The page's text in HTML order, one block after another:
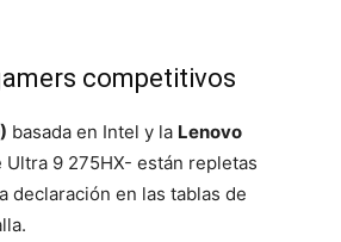
competitivos
basada en Intel y la Lenovo
9 275HX- están repletas
declaración en las tablas de